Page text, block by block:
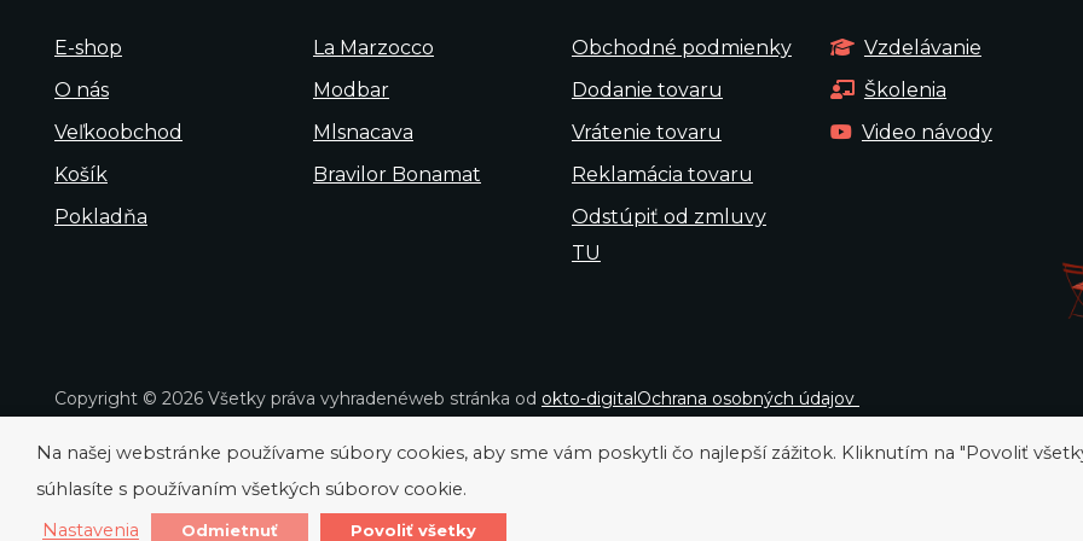
E-shop
O nás
Veľkoobchod
Košík
Pokladňa
La Marzocco
Modbar
Mlsnacava
Bravilor Bonamat
Obchodné podmienky
Dodanie tovaru
Vrátenie tovaru
Reklamácia tovaru
Odstúpiť od zmluvy
TU
Vzdelávanie
Školenia
Video návody
Copyright © 2026 Všetky práva vyhradenéweb stránka od okto-digitalOchrana osobných údajov
Na našej webstránke používame súbory cookies, aby sme vám poskytli čo najlepší zážitok. Kliknutím na "Povoliť
súhlasíte s používaním všetkých súborov cookie.
Nastavenia
Odmietnuť Povoliť všetky